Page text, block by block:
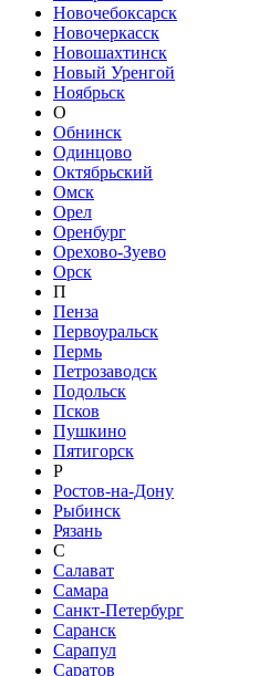
Новочебоксарск
Новочеркасск
Новошахтинск
Новый Уренгой
Ноябрьск
О
Обнинск
Одинцово
Октябрьский
Омск
Орел
Оренбург
Орехово-Зуево
Орск
П
Пенза
Первоуральск
Пермь
Петрозаводск
Подольск
Псков
Пушкино
Пятигорск
Р
Ростов-на-Дону
Рыбинск
Рязань
С
Салават
Самара
Санкт-Петербург
Саранск
Сарапул
Саратов